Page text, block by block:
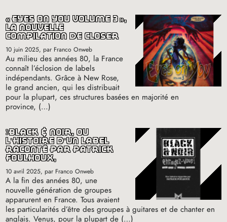
«eyes on you volume 3»,
la nouvelle
compilation de closer
10 juin 2025, par Franco Onweb
Au milieu des années 80, la France
connaît l’éclosion de labels
indépendants. Grâce à New Rose,
le grand ancien, qui les distribuait
pour la plupart, ces structures basées en majorité en
province, (…)
black & noir, où
l’histoire d’un label
raconté par patrick
foulhoux,
10 avril 2025, par Franco Onweb
A la fin des années 80, une
nouvelle génération de groupes
apparurent en France. Tous avaient
les particularités d’être des groupes à guitares et de chanter en
anglais. Venus, pour la plupart de (…)